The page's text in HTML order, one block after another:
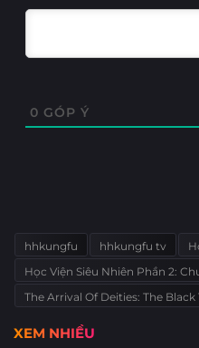
0 GÓP Ý
hhkungfu hhkungfu tv
Học Viện Siêu Nhiên Phần 2:
The Arrival Of Deities: The Black
XEM NHIỀU